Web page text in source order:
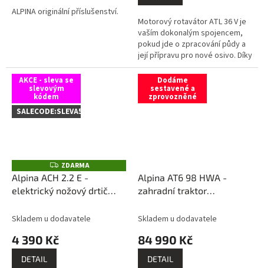
5
ALPINA originální příslušenství.
Motorový rotavátor ATL 36 V je
vaším dokonalým spojencem,
pokud jde o zpracování půdy a
její přípravu pro nové osivo. Díky
benzínovému motoru a 4
rotorům umožňuje pracovní...
AKCE - sleva se
slevovým
kódem
SALECODE:SLEVA5:5:%
Z
D
A
R
ZDARMA
Alpina ACH 2.2 E -
elektrický nožový drtič
Skladem u dodavatele
4 390 Kč
DETAIL
Dodáme
sestavené a
zprovozněné
Alpina AT6 98 HWA -
zahradní traktor
/ dovezeme dopravou DHL
Skladem u dodavatele
84 990 Kč
DETAIL